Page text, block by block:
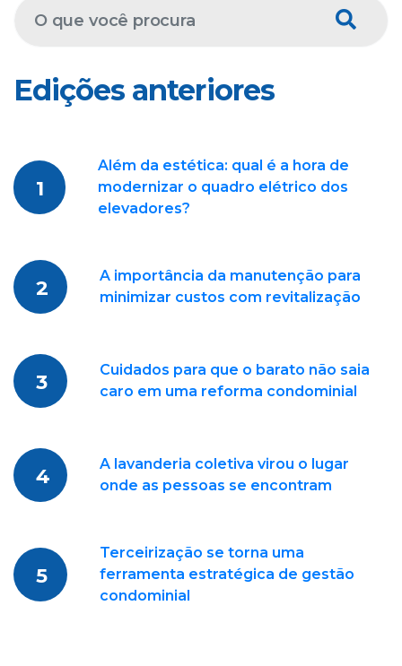
Edições anteriores
1
Além da estética: qual é a hora de
modernizar o quadro elétrico dos
elevadores?
2
A importância da manutenção para
minimizar custos com revitalização
3
Cuidados para que o barato não saia
caro em uma reforma condominial
4
A lavanderia coletiva virou o lugar
onde as pessoas se encontram
5
Terceirização se torna uma
ferramenta estratégica de gestão
condominial